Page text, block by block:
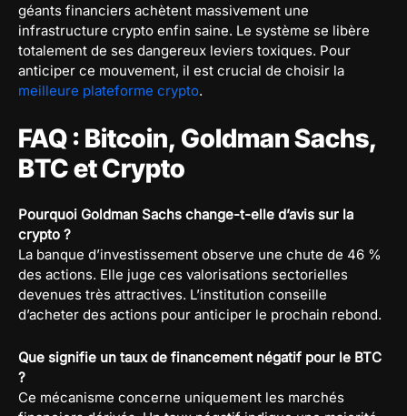
géants financiers achètent massivement une
infrastructure crypto enfin saine. Le système se libère
totalement de ses dangereux leviers toxiques. Pour
anticiper ce mouvement, il est crucial de choisir la
meilleure plateforme crypto.
FAQ : Bitcoin, Goldman Sachs,
BTC et Crypto
Pourquoi Goldman Sachs change-t-elle d’avis sur la
crypto ?
La banque d’investissement observe une chute de 46 %
des actions. Elle juge ces valorisations sectorielles
devenues très attractives. L’institution conseille
d’acheter des actions pour anticiper le prochain rebond.
Que signifie un taux de financement négatif pour le BTC
?
Ce mécanisme concerne uniquement les marchés